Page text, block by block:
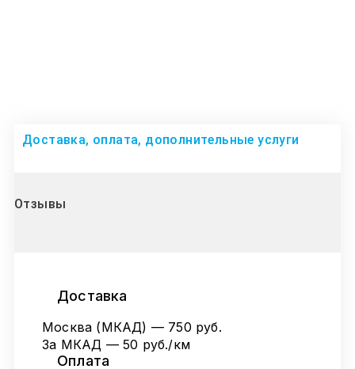
Доставка, оплата, дополнительные услуги
Отзывы
Доставка
Москва (МКАД) — 750 руб.
За МКАД — 50 руб./км
Оплата